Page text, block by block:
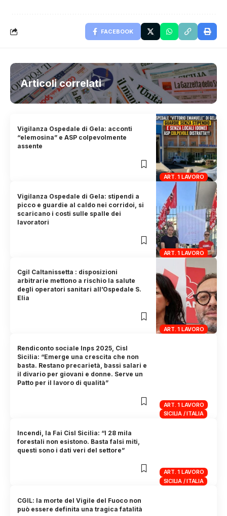
FACEBOOK
Articoli correlati
ART. 1 LAVORO
Vigilanza Ospedale di Gela: acconti
“elemosina” e ASP colpevolmente
assente
ART. 1 LAVORO
Vigilanza Ospedale di Gela: stipendi a
picco e guardie al caldo nei corridoi, si
scaricano i costi sulle spalle dei
lavoratori
ART. 1 LAVORO
Cgil Caltanissetta : disposizioni
arbitrarie mettono a rischio la salute
degli operatori sanitari all’Ospedale S.
Elia
ART. 1 LAVORO
SICILIA / ITALIA
Rendiconto sociale Inps 2025, Cisl
Sicilia: “Emerge una crescita che non
basta. Restano precarietà, bassi salari e
il divario per giovani e donne. Serve un
Patto per il lavoro di qualità”
ART. 1 LAVORO
SICILIA / ITALIA
Incendi, la Fai Cisl Sicilia: “I 28 mila
forestali non esistono. Basta falsi miti,
questi sono i dati veri del settore”
CGIL: la morte del Vigile del Fuoco non
può essere definita una tragica fatalità